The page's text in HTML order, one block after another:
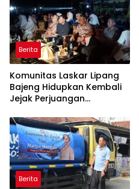
Berita
Komunitas Laskar Lipang
Bajeng Hidupkan Kembali
Jejak Perjuangan
Wabup Takalar: Apresiasi
Bahwa Sejarah Adalah
Warisan yang Tak Ternilai”.
Berita